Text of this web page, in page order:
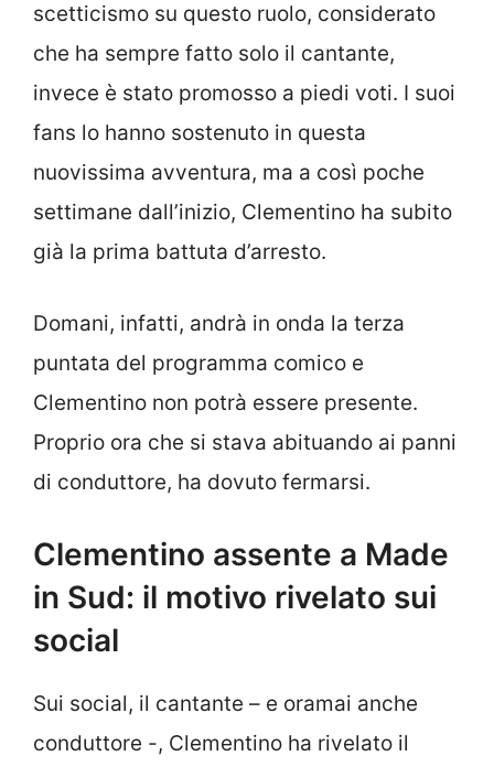
scetticismo su questo ruolo, considerato
che ha sempre fatto solo il cantante,
invece è stato promosso a piedi voti. I suoi
fans lo hanno sostenuto in questa
nuovissima avventura, ma a così poche
settimane dall’inizio, Clementino ha subito
già la prima battuta d’arresto.
Domani, infatti, andrà in onda la terza
puntata del programma comico e
Clementino non potrà essere presente.
Proprio ora che si stava abituando ai panni
di conduttore, ha dovuto fermarsi.
Clementino assente a Made
in Sud: il motivo rivelato sui
social
Sui social, il cantante – e oramai anche
conduttore -, Clementino ha rivelato il